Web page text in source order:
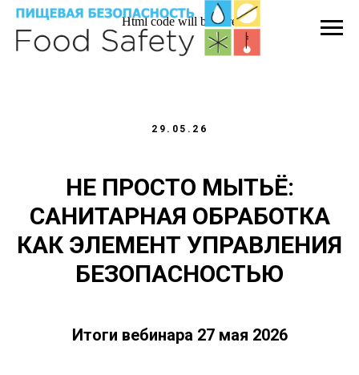
Html code will be here
29.05.26
НЕ ПРОСТО МЫТЬЁ:
САНИТАРНАЯ ОБРАБОТКА
КАК ЭЛЕМЕНТ УПРАВЛЕНИЯ
БЕЗОПАСНОСТЬЮ
Итоги вебинара 27 мая 2026